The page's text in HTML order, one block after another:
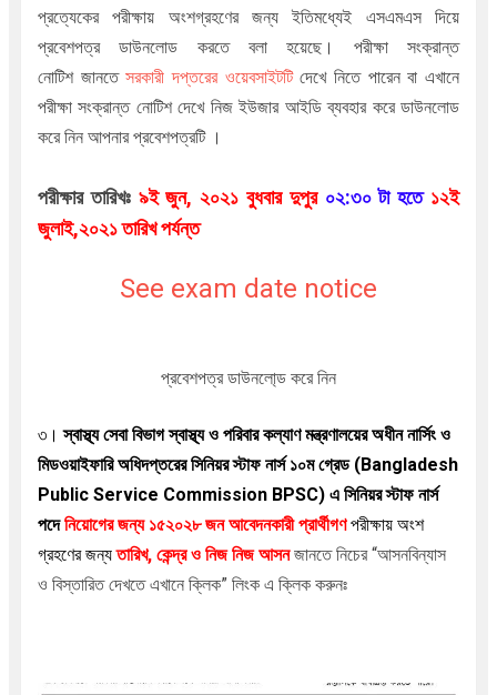
প্রত্যেকের পরীক্ষায় অংশগ্রহণের জন্য ইতিমধ্যেই এসএমএস দিয়ে
প্রবেশপত্র ডাউনলোড করতে বলা হয়েছে। পরীক্ষা সংক্রান্ত
নোটিশজানতে সরকারী দপ্তরের ওয়েবসাইটটিদেখে নিতে পারেন বা এখানে
পরীক্ষা সংক্রান্ত নোটিশ দেখে নিজ ইউজার আইডি ব্যবহার করে ডাউনলোড
করে নিন আপনার প্রবেশপত্রটি ।
পরীক্ষার তারিখঃ৯ই জুন,২০২১ বুধবার দুপুর০২:৩০ টা হতে ১২ই
জুলাই,২০২১ তারিখ পর্যন্ত
See exam date notice
প্রবেশপত্র ডাউনলো্ড করে নিন
৩। স্বাস্থ্য সেবা বিভাগ স্বাস্থ্য ও পরিবার কল্যাণ মন্ত্রণালয়ের অধীন নার্সিং ও
মিডওয়াইফারি অধিদপ্তরের সিনিয়র স্টাফ নার্স ১০ম গ্রেড (Bangladesh
Public Service Commission BPSC)এ সিনিয়র স্টাফ নার্স
পদেনিয়োগের জন্য ১৫২০২৮জন আবেদনকারী প্রার্থীগণ পরীক্ষায় অংশ
গ্রহণের জন্যতারিখ, কেন্দ্র ও নিজ নিজ আসন জানতে নিচের “আসনবিন্যাস
ও বিস্তারিত দেখতে এখানে ক্লিক” লিংক এ ক্লিক করুনঃ